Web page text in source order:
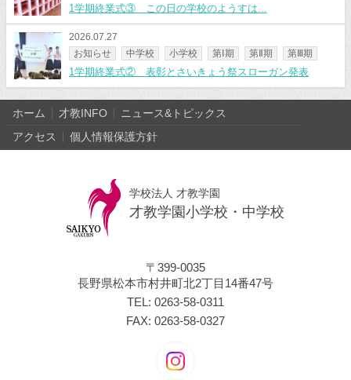
1学期終業式③ この日の学校のようすは...
2026.07.27
1学期終業式② 表彰とさいきょう祭スローガン発表
お知らせ 中学校 小学校 第Ⅰ期 第Ⅱ期 第Ⅲ期
ホーム 才教INFO
ニュース&トピックス
アクセス
個人情報保護方針
学校法人 才教学園
才教学園小学校・中学校
〒399-0035
長野県松本市村井町北2丁目14番47号
TEL: 0263-58-0311
FAX: 0263-58-0327